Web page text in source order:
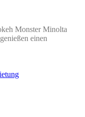
Monster Minolta
einen